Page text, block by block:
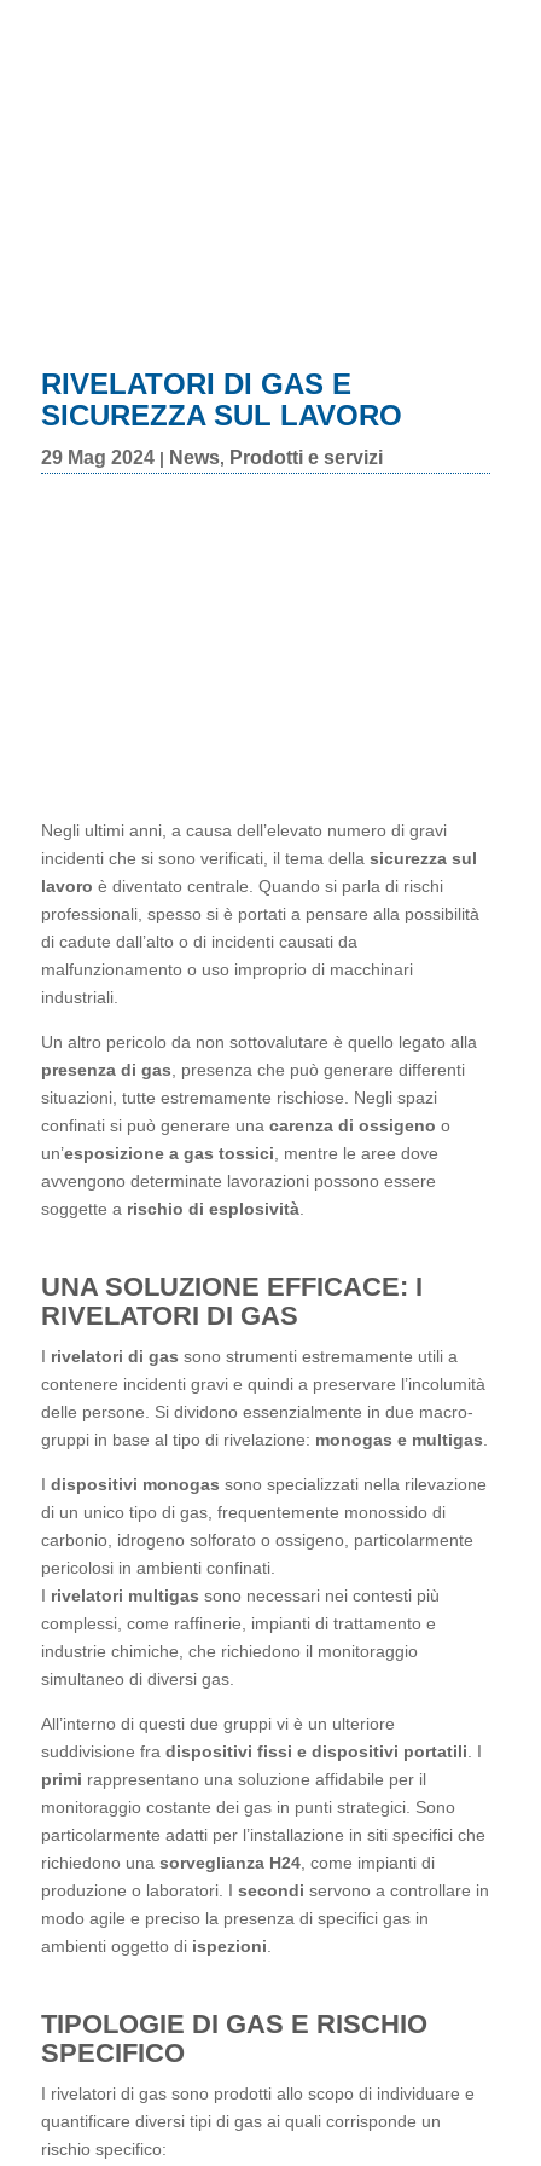
RIVELATORI DI GAS E
SICUREZZA SUL LAVORO
29 Mag 2024 |News ,Prodotti e servizi
Negli ultimi anni, a causa dell’elevato numero di gravi
incidenti che si sono verificati, il tema dellasicurezza
sul lavoroè diventato centrale. Quando si parla di rischi
professionali, spesso si è portati a pensare alla
possibilità di cadute dall’alto o di incidenti causati da
malfunzionamento o uso improprio di macchinari
industriali.
Un altro pericolo da non sottovalutare è quello legato
allapresenza di gas, presenza che può generare
differenti situazioni, tutte estremamente rischiose. Negli
spazi confinati si può generare unacarenza di
ossigenoo un’esposizione a gas tossici, mentre le
aree dove avvengono determinate lavorazioni possono
essere soggette a rischio di esplosività
UNA SOLUZIONE EFFICACE: I
RIVELATORI DI GAS
I rivelatori di gassono strumenti estremamente utili a
contenere incidenti gravi e quindi a preservare
l’incolumità delle persone. Si dividono essenzialmente in
due macro-gruppi in base al tipo di rivelazione:
Idispositivi monogassono specializzati nella
rilevazione di un unico tipo di gas, frequentemente
monossido di carbonio, idrogeno solforato o ossigeno,
particolarmente pericolosi in ambienti confinati.
Irivelatori multigassono necessari nei contesti più
complessi, come raffinerie, impianti di trattamento e
industrie chimiche, che richiedono il monitoraggio
All’interno di questi due gruppi vi è un ulteriore
suddivisione fradispositivi fissi e dispositivi portatili
Iprimirappresentano una soluzione affidabile per il
monitoraggio costante dei gas in punti strategici. Sono
particolarmente adatti per l’installazione in siti specifici
che richiedono unasorveglianza H24, come impianti di
produzione o laboratori. Isecondiservono a controllare
in modo agile e preciso la presenza di specifici gas in
TIPOLOGIE DI GAS E RISCHIO
SPECIFICO
I rivelatori di gas sono prodotti allo scopo di individuare e
quantificare diversi tipi di gas ai quali corrisponde un